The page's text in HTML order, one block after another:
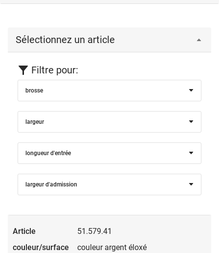
Sélectionnez un article
Filtre pour:
brosse
largeur
longueur d'entrée
largeur d'admission
51.579.41
couleur argent éloxé